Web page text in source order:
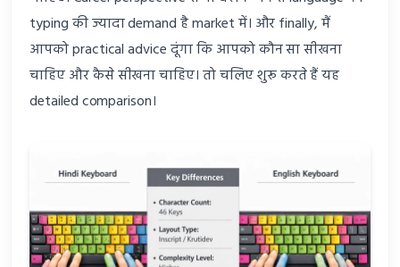
typing की ज्यादा demand है market में। और finally, मैं
आपको practical advice दूंगा कि आपको कौन सा सीखना
चाहिए और कैसे सीखना चाहिए। तो चलिए शुरू करते हैं यह
detailed comparison।